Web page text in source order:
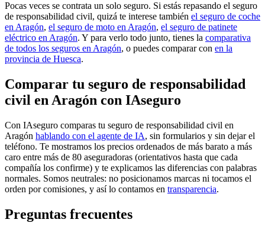
Pocas veces se contrata un solo seguro. Si estás repasando el seguro
de responsabilidad civil, quizá te interese también el seguro de coche
en Aragón, el seguro de moto en Aragón, el seguro de patinete
eléctrico en Aragón. Y para verlo todo junto, tienes la comparativa
de todos los seguros en Aragón, o puedes comparar con en la
provincia de Huesca.
Comparar tu seguro de responsabilidad
civil en Aragón con IAseguro
Con IAseguro comparas tu seguro de responsabilidad civil en
Aragón hablando con el agente de IA, sin formularios y sin dejar el
teléfono. Te mostramos los precios ordenados de más barato a más
caro entre más de 80 aseguradoras (orientativos hasta que cada
compañía los confirme) y te explicamos las diferencias con palabras
normales. Somos neutrales: no posicionamos marcas ni tocamos el
orden por comisiones, y así lo contamos en transparencia.
Preguntas frecuentes